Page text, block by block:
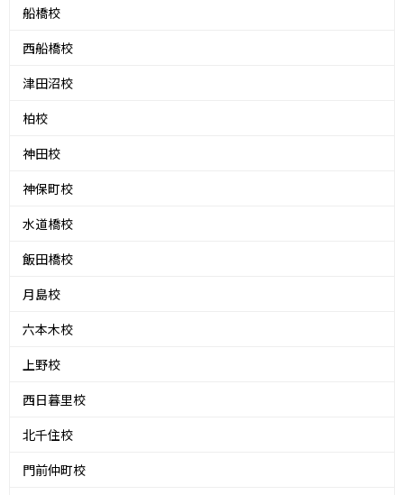
船橋校
西船橋校
津田沼校
柏校
神田校
神保町校
水道橋校
飯田橋校
月島校
六本木校
上野校
西日暮里校
北千住校
門前仲町校